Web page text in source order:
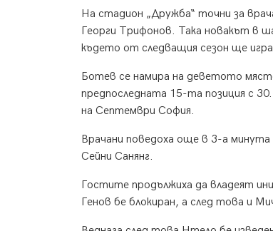
На стадион „Дружба“ точни за
Георги Трифонов. Така новакът в
където от следващия сезон ще
Ботев се намира на деветото
предпоследната 15-та позиция с
на Септември София.
Врачани поведоха още в 3-а
Сейни Санянг.
Гостите продължиха да владеят
Генов бе блокиран, а след това и